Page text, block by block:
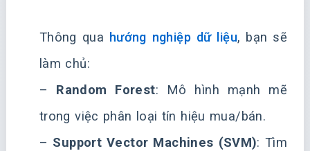
Thông qua hướng nghiệp dữ liệu, bạn sẽ
làm chủ:
– Random Forest: Mô hình mạnh mẽ
trong việc phân loại tín hiệu mua/bán.
– Support Vector Machines (SVM): Tìm